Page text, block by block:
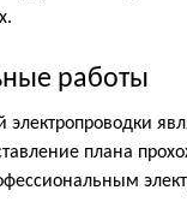
работы
электропроводки
плана